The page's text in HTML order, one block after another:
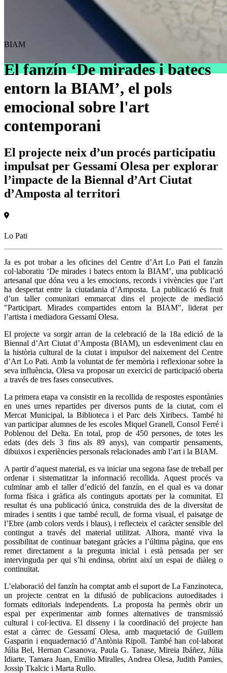
BIAM
El fanzín ‘De mirades i batecs
entorn la BIAM’, el pols
emocional sobre l'art
contemporani
El projecte neix d’un procés participatiu
impulsat per Gessamí Olesa per explorar
l’impacte de la Biennal d’Art Ciutat
d’Amposta al territori
Lo Pati
Ja es pot trobar a les oficines del Centre d’Art Lo Pati el fanzín
col·laboratiu ‘De mirades i batecs entorn la BIAM’, una publicació
artesanal que dóna veu a les emocions, records i vivències que l’art
ha despertat entre la ciutadania d’Amposta. La publicació és fruit
d’un taller comunitari emmarcat dins el projecte de mediació
"Participart. Mirades compartides entorn la BIAM", liderat per
l’artista i mediadora Gessamí Olesa.
El projecte va sorgir arran de la celebració de la 18a edició de la
Biennal d’Art Ciutat d’Amposta (BIAM), un esdeveniment clau en
la història cultural de la ciutat i impulsor del naixement del Centre
d’Art Lo Pati. Amb la voluntat de fer memòria i reflexionar sobre la
seva influència, Olesa va proposar un exercici de participació oberta
a través de tres fases consecutives.
La primera etapa va consistir en la recollida de respostes espontànies
en unes urnes repartides per diversos punts de la ciutat, com el
Mercat Municipal, la Biblioteca i el Parc dels Xiribecs. També hi
van participar alumnes de les escoles Miquel Granell, Consol Ferré i
Poblenou del Delta. En total, prop de 450 persones, de totes les
edats (des dels 3 fins als 89 anys), van compartir pensaments,
dibuixos i experiències personals relacionades amb l’art i la BIAM.
A partir d’aquest material, es va iniciar una segona fase de treball per
ordenar i sistematitzar la informació recollida. Aquest procés va
culminar amb el taller d’edició del fanzín, en el qual es va donar
forma física i gràfica als continguts aportats per la comunitat. El
resultat és una publicació única, construïda des de la diversitat de
mirades i sentits i que també recull, de forma visual, el paisatge de
l’Ebre (amb colors verds i blaus), i reflecteix el caràcter sensible del
contingut a través del material utilitzat. Alhora, manté viva la
possibilitat de continuar bategant gràcies a l’última pàgina, que ens
remet directament a la pregunta inicial i està pensada per ser
intervinguda per qui s’hi endinsa, obrint així un espai de diàleg o
continuïtat.
L’elaboració del fanzín ha comptat amb el suport de La Fanzinoteca,
un projecte centrat en la difusió de publicacions autoeditades i
formats editorials independents. La proposta ha permès obrir un
espai per experimentar amb formes alternatives de transmissió
cultural i col·lectiva. El disseny i la coordinació del projecte han
estat a càrrec de Gessamí Olesa, amb maquetació de Guillem
Gasparin i enquadernació d’Antònia Ripoll. També han col·laborat
Júlia Bel, Hernan Casanova, Paula G. Tanase, Mireia Ibáñez, Júlia
Idiarte, Tamara Juan, Emilio Miralles, Andrea Olesa, Judith Pamies,
Jossip Tkalcic i Marta Rullo.